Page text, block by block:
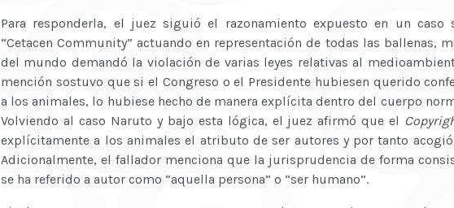
Para responderla, el juez siguió el razonamiento expuesto en un
“Cetacen Community” actuando en representación de todas las ballenas,
del mundo demandó la violación de varias leyes relativas al
mención sostuvo que si el Congreso o el Presidente hubiesen querido
a los animales, lo hubiese hecho de manera explícita dentro del cuerpo
Volviendo al caso Naruto y bajo esta lógica, el juez afirmó que el
explícitamente a los animales el atributo de ser autores y por tanto
Adicionalmente, el fallador menciona que la jurisprudencia de forma
se ha referido a autor como “aquella persona” o “ser humano”.